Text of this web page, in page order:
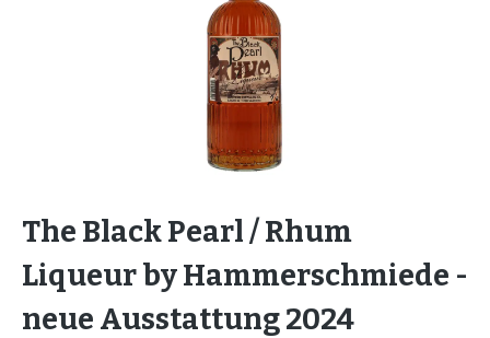
The Black Pearl / Rhum
Liqueur by Hammerschmiede -
neue Ausstattung 2024